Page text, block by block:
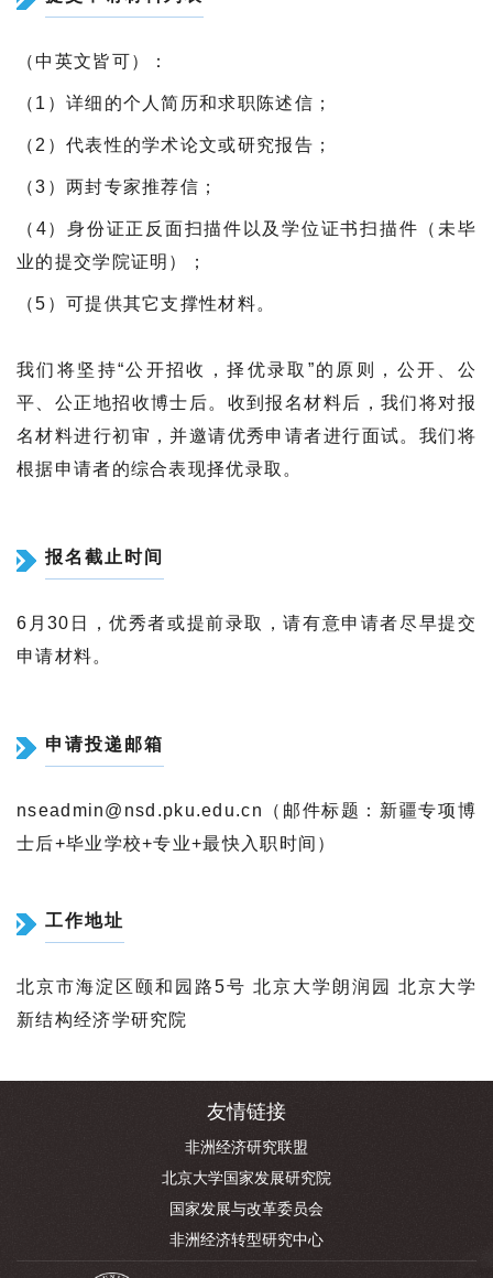
（中英文皆可）：
（1）详细的个人简历和求职陈述信；
（2）代表性的学术论文或研究报告；
（3）两封专家推荐信；
（4）身份证正反面扫描件以及学位证书扫描件（未毕
业的提交学院证明）；
（5）可提供其它支撑性材料。
我们将坚持“公开招收，择优录取”的原则，公开、公
平、公正地招收博士后。收到报名材料后，我们将对报
名材料进行初审，并邀请优秀申请者进行面试。我们将
根据申请者的综合表现择优录取。
报名截止时间
6月30日，优秀者或提前录取，请有意申请者尽早提交
申请材料。
申请投递邮箱
nseadmin@nsd.pku.edu.cn（邮件标题：新疆专项博
士后+毕业学校+专业+最快入职时间）
工作地址
北京市海淀区颐和园路5号 北京大学朗润园 北京大学
新结构经济学研究院
友情链接
非洲经济研究联盟
北京大学国家发展研究院
国家发展与改革委员会
非洲经济转型研究中心